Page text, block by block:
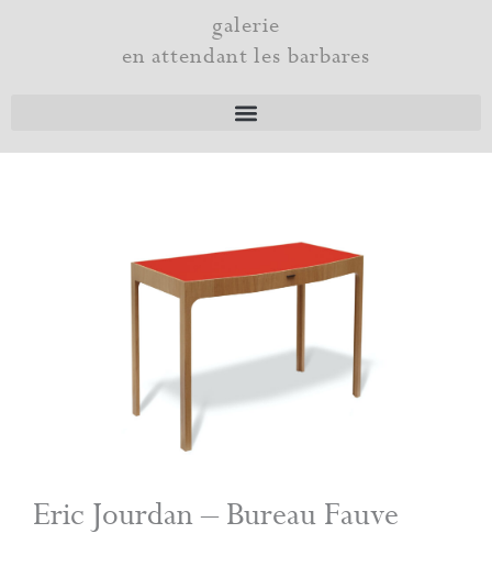
galerie
en attendant les barbares
Eric Jourdan – Bureau Fauve